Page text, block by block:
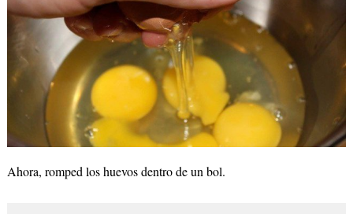
Ahora, romped los huevos dentro de un bol.